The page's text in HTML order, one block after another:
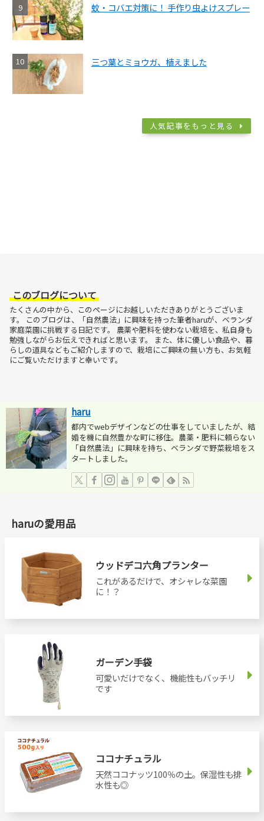
蚊・コバエ対策に！ 手作り虫よけスプレー
三つ葉とミョウガ、植えました
人気記事をもっと見る
このブログについて
たくさんの中から、このページにお越しいただきありがとうございま
す。
このブログは、「自然農法」に興味を持った筆者haruが、ベランダ
家庭菜園に挑戦する日記です。
農薬や肥料を使わない栽培を、私自身も
勉強しながらお伝えできればと思います。
また、体に優しい食品や、暮
らしの道具などもご紹介しますので、栽培にご興味の無い方も、お気軽
にご覧いただけますと幸いです。
haru
都内でwebデザインなどの仕事をしていましたが、結
婚を機に自然豊かな町に移住。農薬・肥料に頼らない
「自然農法」に興味を持ち、ベランダで野菜栽培をス
タートしました。
haruの愛用品
ウッドデコ六角プランター
これがあるだけで、オシャレな菜園
に！？
ガーデン手袋
可愛いだけでなく、機能性もバッチリ
です
ココナチュラル
天然ココナッツ100％の土。保湿性も排
水性も◎